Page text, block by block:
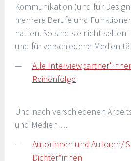
Kommunikation (und für
mehrere Berufe und
hatten. So sind sie nicht selten
und für verschiedene Medien
Alle
Reihenfolge
Und nach verschiedenen
und Medien …
Autorinnen und Autoren/
Dichter*innen